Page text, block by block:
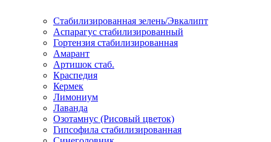
Стабилизированная зелень/Эвкалипт
Аспарагус стабилизированный
Гортензия стабилизированная
Амарант
Артишок стаб.
Краспедия
Кермек
Лимониум
Лаванда
Озотамнус (Рисовый цветок)
Гипсофила стабилизированная